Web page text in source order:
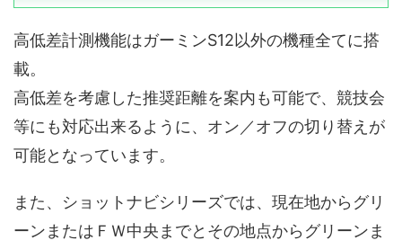
高低差計測機能はガーミンS12以外の機種全てに搭
載。
高低差を考慮した推奨距離を案内も可能で、競技会
等にも対応出来るように、オン／オフの切り替えが
可能となっています。
また、ショットナビシリーズでは、現在地からグリ
ーンまたはＦＷ中央までとその地点からグリーンま